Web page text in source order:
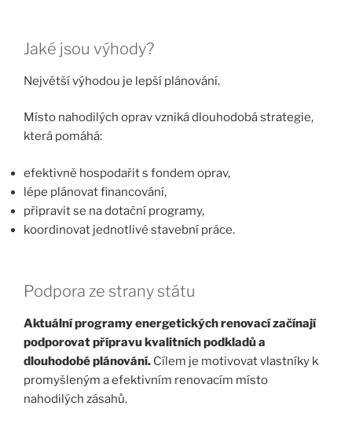
Jaké jsou výhody?
Největší výhodou je lepší plánování.
Místo nahodilých oprav vzniká dlouhodobá strategie,
která pomáhá:
efektivně hospodařit s fondem oprav,
lépe plánovat financování,
připravit se na dotační programy,
koordinovat jednotlivé stavební práce.
Podpora ze strany státu
Aktuální programy energetických renovací začínají
podporovat přípravu kvalitních podkladů a
dlouhodobé plánování. Cílem je motivovat vlastníky k
promyšleným a efektivním renovacím místo
nahodilých zásahů.